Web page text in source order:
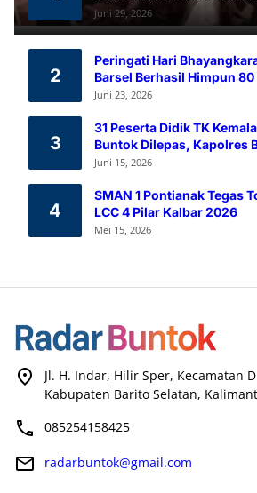
Ramah Lingkungan
Juni 29, 2026
2
Peringati Hari
Barsel Berhasil Himpun
Melalui Aksi Donor Darah
Juni 23, 2026
3
31 Peserta Didik TK
Buntok Dilepas, Kapolres
Pendidikan Karakter
Juni 15, 2026
4
SMAN 1 Pontianak Tegas
LCC 4 Pilar Kalbar 2026
Mei 15, 2026
Jl. H. Indar, Hilir Sper, Kecamatan
Kabupaten Barito Selatan,
085254158425
radarbuntok@gmail.com